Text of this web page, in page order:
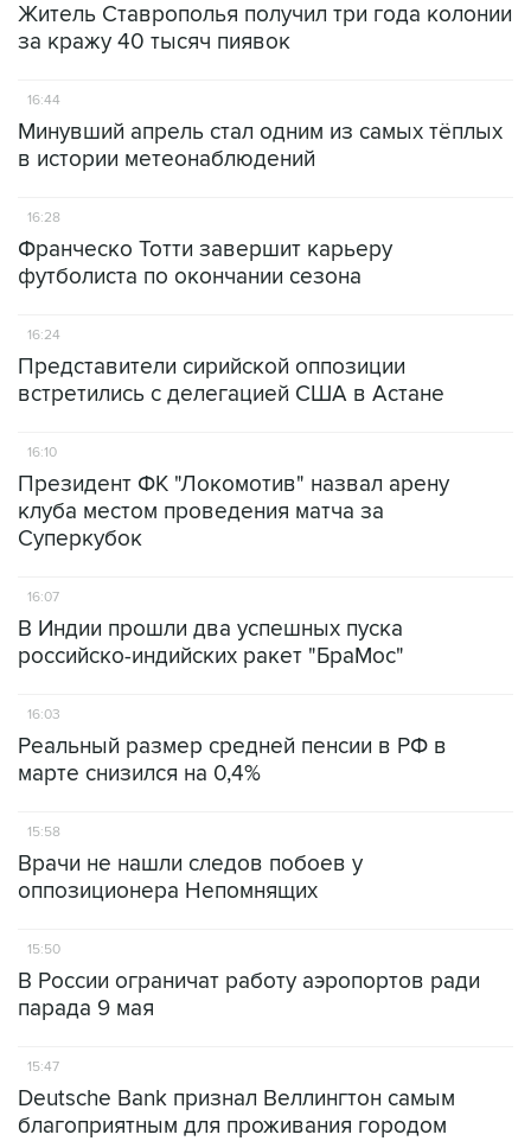
Житель Ставрополья получил три года колонии
за кражу 40 тысяч пиявок
16:44
Минувший апрель стал одним из самых тёплых
в истории метеонаблюдений
16:28
Франческо Тотти завершит карьеру
футболиста по окончании сезона
16:24
Представители сирийской оппозиции
встретились с делегацией США в Астане
16:10
Президент ФК "Локомотив" назвал арену
клуба местом проведения матча за
Суперкубок
16:07
В Индии прошли два успешных пуска
российско-индийских ракет "БраМос"
16:03
Реальный размер средней пенсии в РФ в
марте снизился на 0,4%
15:58
Врачи не нашли следов побоев у
оппозиционера Непомнящих
15:50
В России ограничат работу аэропортов ради
парада 9 мая
15:47
Deutsche Bank признал Веллингтон самым
благоприятным для проживания городом